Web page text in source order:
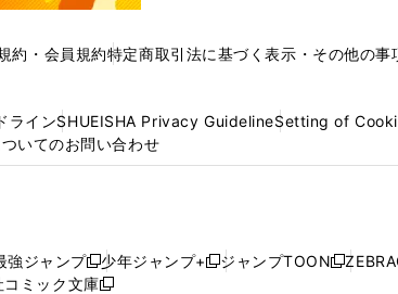
約・会員規約特定商取引法に基づく表示・その他の事
ラインSHUEISHA Privacy GuidelineSetting of
いてのお問い合わせ
強ジャンプ
新
し
少年ジャンプ+
新
ジャンプTOON
新
コミック文庫
新